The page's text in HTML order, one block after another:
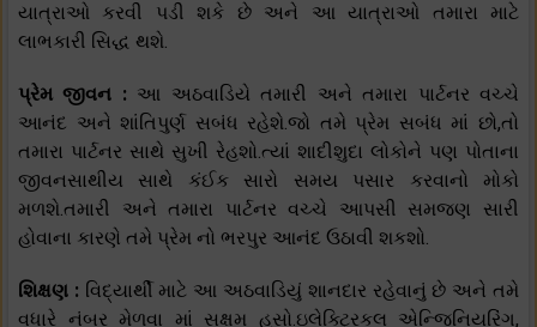
યાત્રાઓ કરવી પડી શકે છે અને આ યાત્રાઓ તમારા માટે
લાભકારી સિદ્ધ થશે.
પ્રેમ જીવન : આ અઠવાડિયે તમારી અને તમારા પાર્ટનર વચ્ચે
આનંદ અને શાંતિપુર્ણ સબંધ રહેશે.જો તમે પ્રેમ સબંધ માં છો,તો
તમારા પાર્ટનર સાથે સુખી રેહશો.ત્યાં શાદીશુદા લોકોને પણ પોતાના
જીવનસાથીય સાથે કંઈક સારો સમય પસાર કરવાનો મોકો
મળશે.તમારી અને તમારા પાર્ટનર વચ્ચે આપસી સમજણ સારી
હોવાના કારણે તમે પ્રેમ નો ભરપુર આનંદ ઉઠાવી શકશો.
શિક્ષણ : વિદ્યાર્થી માટે આ અઠવાડિયું શાનદાર રહેવાનું છે અને તમે
વધારે નંબર મેળવા માં સક્ષમ હસો.ઇલેક્ટ્રિકલ એન્જિનિયરિંગ,